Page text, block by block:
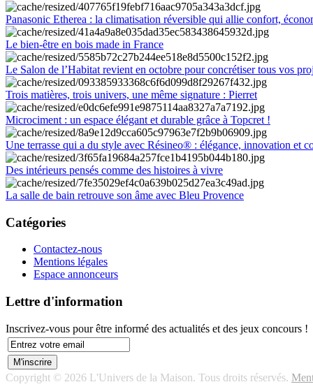
Panasonic Etherea : la climatisation réversible qui allie confort,
Le bien-être en bois made in France
Le Salon de l’Habitat revient en octobre pour concrétiser tous vos
Trois matières, trois univers, une même signature : Pierret
Microciment : un espace élégant et durable grâce à Topcret !
Une terrasse qui a du style avec Résineo® : élégance, innovation et
Des intérieurs pensés comme des histoires à vivre
La salle de bain retrouve son âme avec Bleu Provence
Catégories
Contactez-nous
Mentions légales
Espace annonceurs
Lettre d'information
Inscrivez-vous pour être informé des actualités et des jeux concours !
Copyright © 2026 L'Univers de la Maison. Tous droits réservés.